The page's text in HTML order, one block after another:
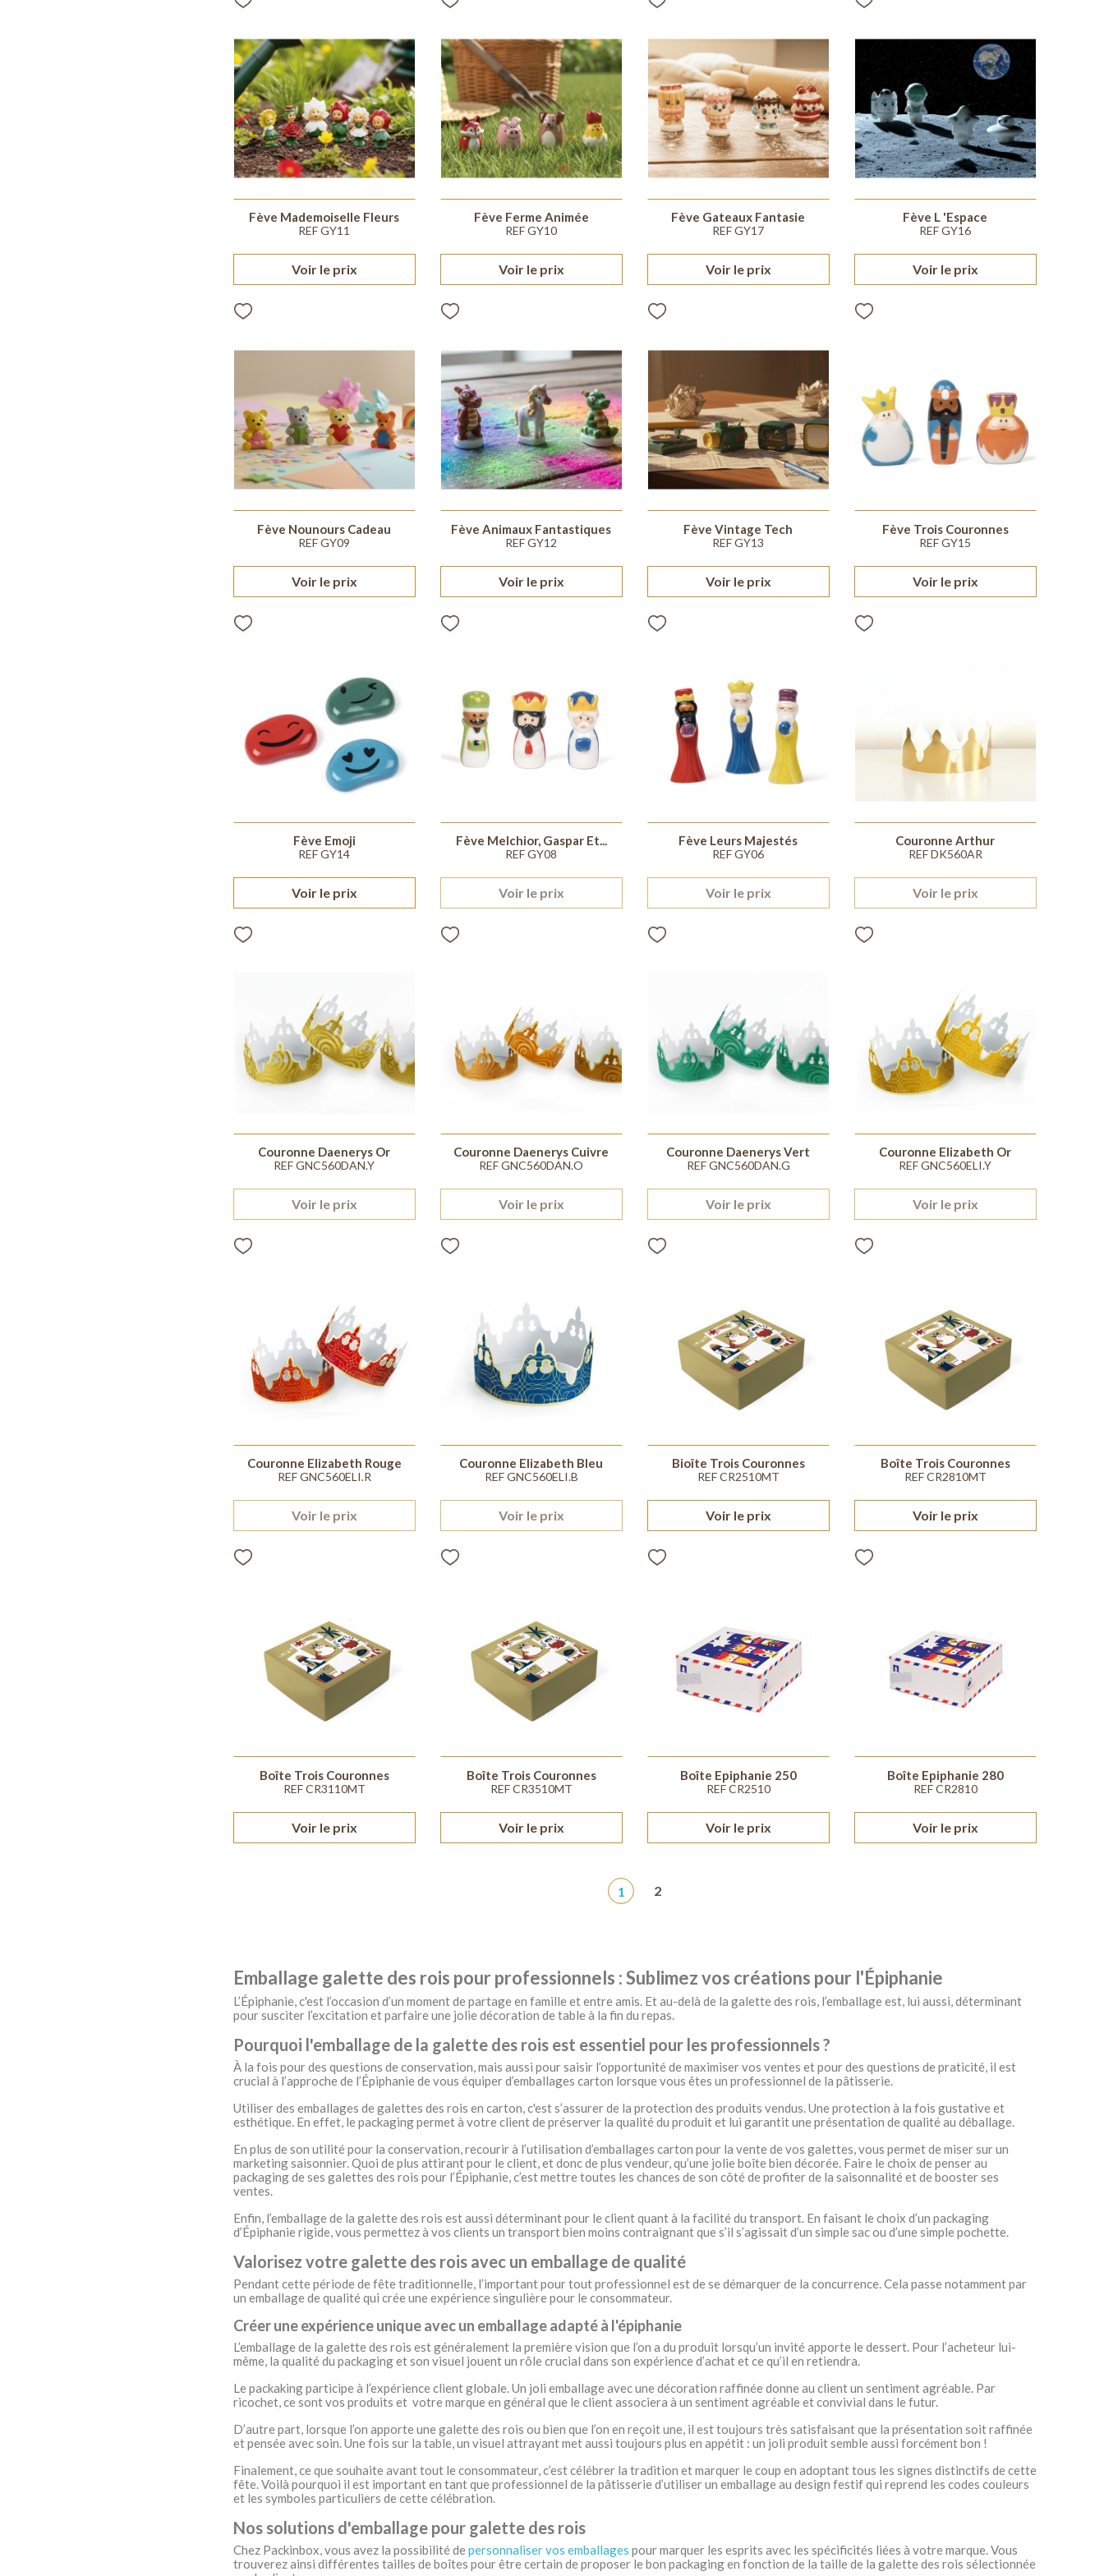
Fève Mademoiselle Fleurs
REF GY11
Voir le prix
Fève Ferme Animée
REF GY10
Voir le prix
Fève Gateaux Fantasie
REF GY17
Voir le prix
Fève L 'espace
REF GY16
Voir le prix
Fève Nounours Cadeau
REF GY09
Voir le prix
Fève Animaux Fantastiques
REF GY12
Voir le prix
Fève Vintage Tech
REF GY13
Voir le prix
Fève Trois Couronnes
REF GY15
Voir le prix
Fève Emoji
REF GY14
Voir le prix
Fève Melchior, Gaspar Et...
REF GY08
Voir le prix
Fève Leurs Majestés
REF GY06
Voir le prix
Couronne Arthur
REF DK560AR
Voir le prix
Couronne Daenerys Or
REF GNC560DAN.Y
Voir le prix
Couronne Daenerys Cuivre
REF GNC560DAN.O
Voir le prix
Couronne Daenerys Vert
REF GNC560DAN.G
Voir le prix
Couronne Elizabeth Or
REF GNC560ELI.Y
Voir le prix
Couronne Elizabeth Rouge
REF GNC560ELI.R
Voir le prix
Couronne Elizabeth Bleu
REF GNC560ELI.B
Voir le prix
Bioîte Trois Couronnes
REF CR2510MT
Voir le prix
Boîte Trois Couronnes
REF CR2810MT
Voir le prix
Boîte Trois Couronnes
REF CR3110MT
Voir le prix
Boîte Trois Couronnes
REF CR3510MT
Voir le prix
Boîte Epiphanie 250
REF CR2510
Voir le prix
Boîte Epiphanie 280
REF CR2810
Voir le prix
1 2
Emballage galette des rois pour professionnels : Sublimez vos créations pour l'Épiphanie
L’Épiphanie, c'est l’occasion d’un moment de partage en famille et entre amis. Et au-delà de la galette des rois, l’emballage est, lui aussi, déterminant
pour susciter l’excitation et parfaire une jolie décoration de table à la fin du repas.
Pourquoi l'emballage de la galette des rois est essentiel pour les professionnels ?
À la fois pour des questions de conservation, mais aussi pour saisir l’opportunité de maximiser vos ventes et pour des questions de praticité, il est
crucial à l’approche de l’Épiphanie de vous équiper d’emballages carton lorsque vous êtes un professionnel de la pâtisserie.
Utiliser des emballages de galettes des rois en carton, c'est s’assurer de la protection des produits vendus. Une protection à la fois gustative et
esthétique. En effet, le packaging permet à votre client de préserver la qualité du produit et lui garantit une présentation de qualité au déballage.
En plus de son utilité pour la conservation, recourir à l’utilisation d’emballages carton pour la vente de vos galettes, vous permet de miser sur un
marketing saisonnier. Quoi de plus attirant pour le client, et donc de plus vendeur, qu’une jolie boîte bien décorée. Faire le choix de penser au
packaging de ses galettes des rois pour l’Épiphanie, c’est mettre toutes les chances de son côté de profiter de la saisonnalité et de booster ses
ventes.
Enfin, l’emballage de la galette des rois est aussi déterminant pour le client quant à la facilité du transport. En faisant le choix d’un packaging
d’Épiphanie rigide, vous permettez à vos clients un transport bien moins contraignant que s’il s’agissait d’un simple sac ou d’une simple pochette.
Valorisez votre galette des rois avec un emballage de qualité
Pendant cette période de fête traditionnelle, l’important pour tout professionnel est de se démarquer de la concurrence. Cela passe notamment par
un emballage de qualité qui crée une expérience singulière pour le consommateur.
Créer une expérience unique avec un emballage adapté à l'épiphanie
L’emballage de la galette des rois est généralement la première vision que l’on a du produit lorsqu’un invité apporte le dessert. Pour l’acheteur lui-
même, la qualité du packaging et son visuel jouent un rôle crucial dans son expérience d’achat et ce qu’il en retiendra.
Le packaking participe à l’expérience client globale. Un joli emballage avec une décoration raffinée donne au client un sentiment agréable. Par
ricochet, ce sont vos produits et votre marque en général que le client associera à un sentiment agréable et convivial dans le futur.
D’autre part, lorsque l’on apporte une galette des rois ou bien que l’on en reçoit une, il est toujours très satisfaisant que la présentation soit raffinée
et pensée avec soin. Une fois sur la table, un visuel attrayant met aussi toujours plus en appétit : un joli produit semble aussi forcément bon !
Finalement, ce que souhaite avant tout le consommateur, c’est célébrer la tradition et marquer le coup en adoptant tous les signes distinctifs de cette
fête. Voilà pourquoi il est important en tant que professionnel de la pâtisserie d’utiliser un emballage au design festif qui reprend les codes couleurs
et les symboles particuliers de cette célébration.
Nos solutions d'emballage pour galette des rois
Chez Packinbox, vous avez la possibilité depersonnaliser vos emballages pour marquer les esprits avec les spécificités liées à votre marque. Vous
trouverez ainsi différentes tailles de boîtes pour être certain de proposer le bon packaging en fonction de la taille de la galette des rois sélectionnée